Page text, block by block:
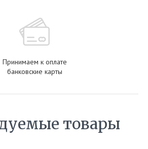
Принимаем к оплате
банковские карты
товары